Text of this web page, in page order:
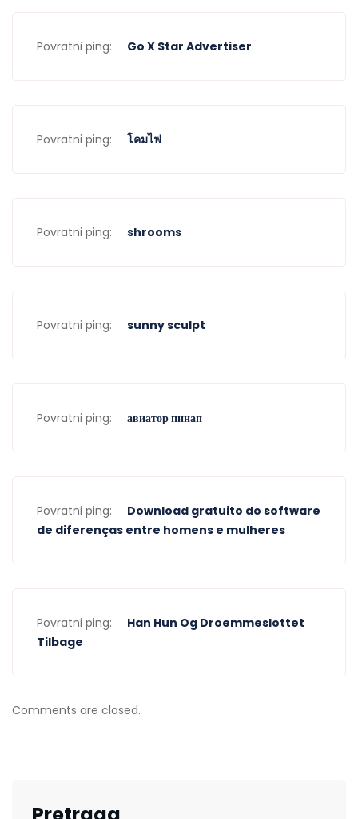
Povratni ping: Go X Star Advertiser
Povratni ping: โคมไฟ
Povratni ping: shrooms
Povratni ping: sunny sculpt
Povratni ping: авиатор пинап
Povratni ping:
Download gratuito do software
de diferenças entre homens e mulheres
Povratni ping:
Han Hun Og Droemmeslottet
Tilbage
Comments are closed.